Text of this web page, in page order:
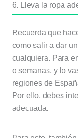
6. Lleva la ropa
Recuerda que
como salir a dar
cualquiera. Para
o semanas, y lo
regiones de
Por ello, debes
adecuada.